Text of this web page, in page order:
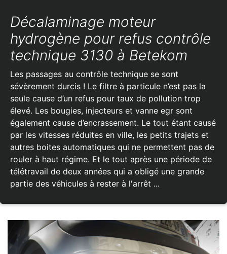
Décalaminage moteur
hydrogène pour refus contrôle
technique 3130 à Betekom
Les passages au contrôle technique se sont
sévèrement durcis ! Le filtre à particule n’est pas la
seule cause d’un refus pour taux de pollution trop
élevé. Les bougies, injecteurs et vanne egr sont
également cause d’encrassement. Le tout étant causé
par les vitesses réduites en ville, les petits trajets et
autres boites automatiques qui ne permettent pas de
rouler à haut régime. Et le tout après une période de
télétravail de deux années qui a obligé une grande
partie des véhicules à rester à l'arrêt ...